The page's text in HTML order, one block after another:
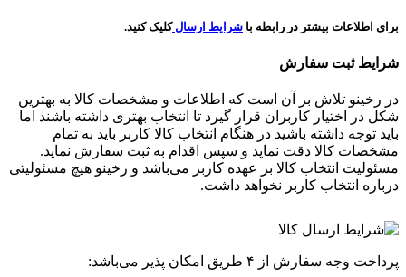
برای اطلاعات بیشتر در رابطه با شرایط ارسال کلیک کنید.
شرایط ثبت سفارش
در رخینو تلاش بر آن است که اطلاعات و مشخصات کالا به بهترین
شکل در اختیار کاربران قرار گیرد تا انتخاب بهتری داشته باشند اما
باید توجه داشته باشید در هنگام انتخاب کالا کاربر باید به تمام
مشخصات کالا دقت نماید و سپس اقدام به ثبت سفارش نماید.
مسئولیت انتخاب کالا بر عهده کاربر می‌باشد و رخینو هیچ مسئولیتی
درباره انتخاب کاربر نخواهد داشت.
پرداخت وجه سفارش از ۴ طریق امکان پذیر می‌باشد: